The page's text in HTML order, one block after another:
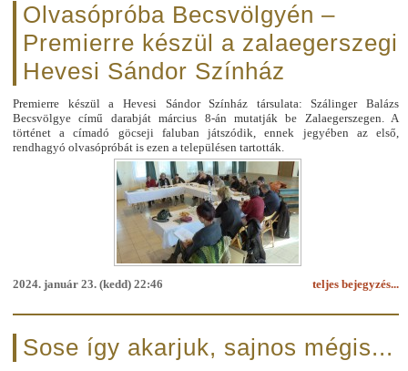
Olvasópróba Becsvölgyén –
Premierre készül a zalaegerszegi
Hevesi Sándor Színház
Premierre készül a Hevesi Sándor Színház társulata: Szálinger Balázs
Becsvölgye című darabját március 8-án mutatják be Zalaegerszegen. A
történet a címadó göcseji faluban játszódik, ennek jegyében az első,
rendhagyó olvasópróbát is ezen a településen tartották.
teljes bejegyzés...
2024. január 23. (kedd) 22:46
Sose így akarjuk, sajnos mégis...